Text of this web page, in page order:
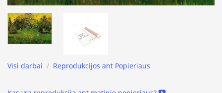
Visi darbai / Reprodukcijos ant Popieriaus